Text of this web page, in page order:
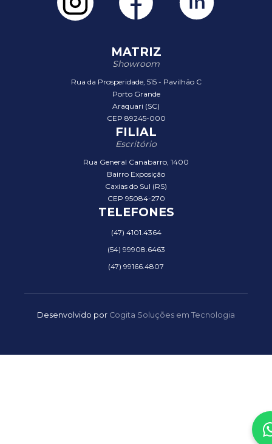
MATRIZ
Showroom
Rua da Prosperidade, 515 - Pavilhão C
Porto Grande
Araquari (SC)
CEP 89245-000
FILIAL
Escritório
Rua General Canabarro, 1400
Bairro Exposição
Caxias do Sul (RS)
CEP 95084-270
TELEFONES
(47) 4101.4364
(54) 99908.6463
(47) 99166.4807
Desenvolvido por Cogita Soluções em Tecnologia